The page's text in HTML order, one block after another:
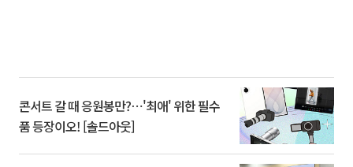
콘서트 갈 때 응원봉만?⋯'최애' 위한 필수
품 등장이오! [솔드아웃]